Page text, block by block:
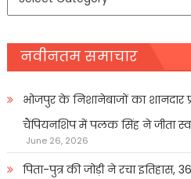
नवीनतम समाचार
भोजपुर के निशानेबाजों का शानदार
चैंपियनशिप में पलक सिंह ने जीता
June 26, 2026
पिता-पुत्र की जोड़ी ने रचा इतिहास,